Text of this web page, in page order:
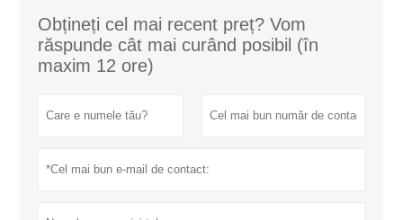
Obțineți cel mai recent preț? Vom
răspunde cât mai curând posibil (în
maxim 12 ore)